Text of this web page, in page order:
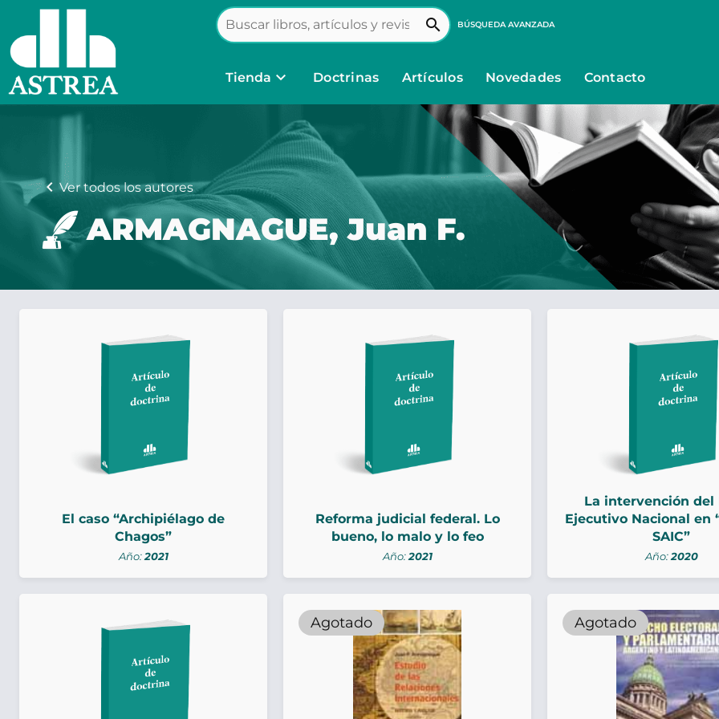
search BÚSQUEDA AVANZADA
Tienda keyboard_arrow_down Doctrinas Artículos Novedades Contacto
chevron_leftVer todos los autores
ARMAGNAGUE, Juan F.
El caso “Archipiélago de
Chagos”
Año:2021
Reforma judicial federal. Lo
bueno, lo malo y lo feo
Año:2021
La intervención del
Ejecutivo Nacional en
SAIC”
Año:2020
Agotado Agotado